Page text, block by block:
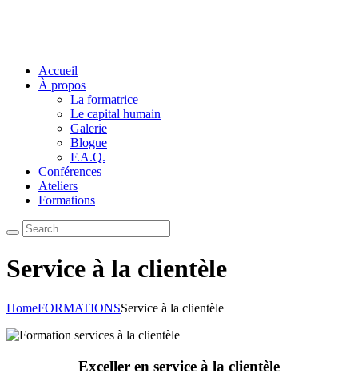
Accueil
À propos
La formatrice
Le capital humain
Galerie
Blogue
F.A.Q.
Conférences
Ateliers
Formations
Service à la clientèle
HomeFORMATIONSService à la clientèle
Exceller en service à la clientèle